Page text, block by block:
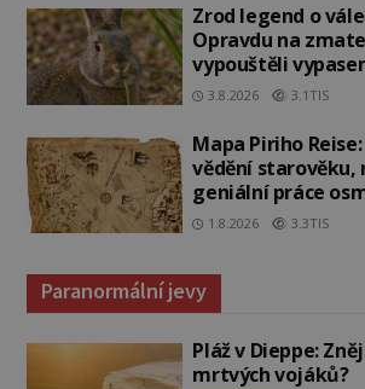
Zrod legend o
Opravdu na
vypouštěli
3.8.2026 3.1TIS
Mapa Piriho
vědění starověku,
geniální práce
admirála?
1.8.2026 3.3TIS
Paranormální jevy
Pláž v Dieppe:
mrtvých vojáků?